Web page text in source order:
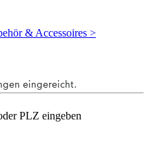
& Accessoires >
PLZ eingeben